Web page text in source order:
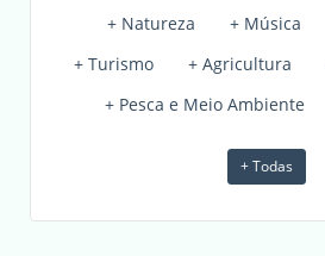
+ Natureza
+ Música
+ Turismo
+ Agricultura
+ Pesca e Meio Ambiente
+ Todas